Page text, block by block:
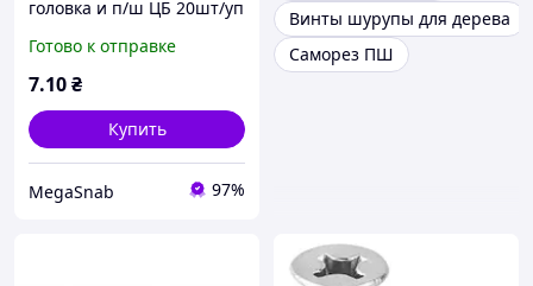
головка и п/ш ЦБ 20шт/уп
Готово к отправке
7.10₴
Купить
MegaSnab 97%
Винты шурупы для дерева
Саморез ПШ